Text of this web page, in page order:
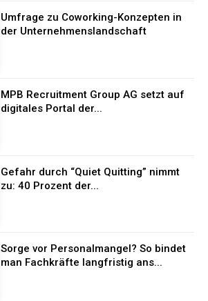
Umfrage zu Coworking-Konzepten in
der Unternehmenslandschaft
MPB Recruitment Group AG setzt auf
digitales Portal der...
Gefahr durch “Quiet Quitting” nimmt
zu: 40 Prozent der...
Sorge vor Personalmangel? So bindet
man Fachkräfte langfristig ans...